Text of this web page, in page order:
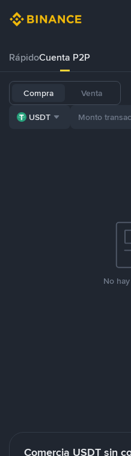
RápidoCuenta P2P
Compra Venta
USDT
No
Comercia USDT sin